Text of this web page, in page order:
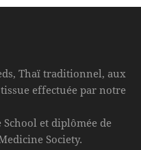
Thaï traditionnel, aux
effectuée par notre
et diplômée de
Society.